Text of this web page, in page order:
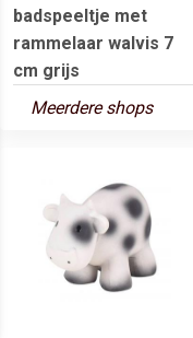
badspeeltje met
rammelaar walvis 7
cm grijs
Meerdere shops